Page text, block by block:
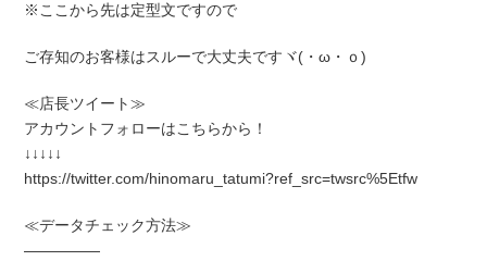
※ここから先は定型文ですので
ご存知のお客様はスルーで大丈夫ですヾ(・ω・ｏ)
≪店長ツイート≫
アカウントフォローはこちらから！
↓↓↓↓↓
https://twitter.com/hinomaru_tatumi?ref_src=twsrc%5Etfw
≪データチェック方法≫
―――――